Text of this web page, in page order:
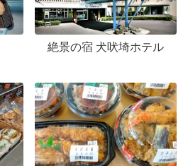
絶景の宿 犬吠埼ホテル